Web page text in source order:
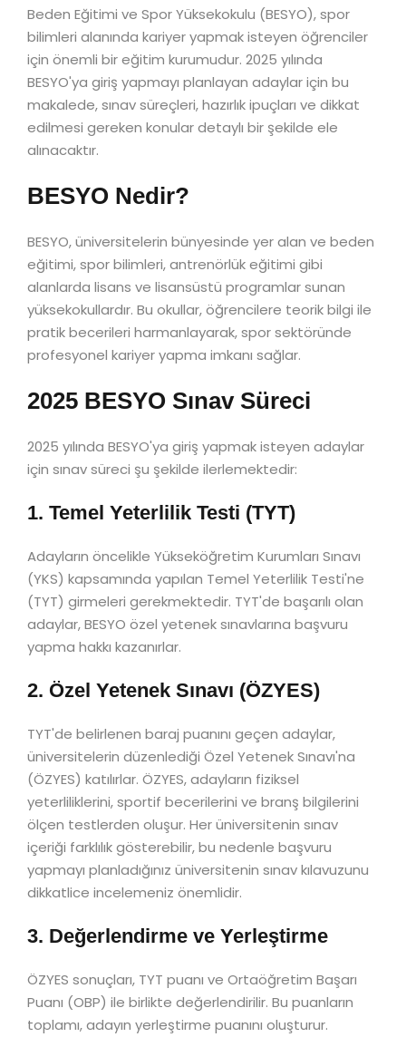
Beden Eğitimi ve Spor Yüksekokulu (BESYO), spor
bilimleri alanında kariyer yapmak isteyen öğrenciler
için önemli bir eğitim kurumudur. 2025 yılında
BESYO'ya giriş yapmayı planlayan adaylar için bu
makalede, sınav süreçleri, hazırlık ipuçları ve dikkat
edilmesi gereken konular detaylı bir şekilde ele
alınacaktır.
BESYO Nedir?
BESYO, üniversitelerin bünyesinde yer alan ve beden
eğitimi, spor bilimleri, antrenörlük eğitimi gibi
alanlarda lisans ve lisansüstü programlar sunan
yüksekokullardır. Bu okullar, öğrencilere teorik bilgi ile
pratik becerileri harmanlayarak, spor sektöründe
profesyonel kariyer yapma imkanı sağlar.
2025 BESYO Sınav Süreci
2025 yılında BESYO'ya giriş yapmak isteyen adaylar
için sınav süreci şu şekilde ilerlemektedir:
1. Temel Yeterlilik Testi (TYT)
Adayların öncelikle Yükseköğretim Kurumları Sınavı
(YKS) kapsamında yapılan Temel Yeterlilik Testi'ne
(TYT) girmeleri gerekmektedir. TYT'de başarılı olan
adaylar, BESYO özel yetenek sınavlarına başvuru
yapma hakkı kazanırlar.
2. Özel Yetenek Sınavı (ÖZYES)
TYT'de belirlenen baraj puanını geçen adaylar,
üniversitelerin düzenlediği Özel Yetenek Sınavı'na
(ÖZYES) katılırlar. ÖZYES, adayların fiziksel
yeterliliklerini, sportif becerilerini ve branş bilgilerini
ölçen testlerden oluşur. Her üniversitenin sınav
içeriği farklılık gösterebilir, bu nedenle başvuru
yapmayı planladığınız üniversitenin sınav kılavuzunu
dikkatlice incelemeniz önemlidir.
3. Değerlendirme ve Yerleştirme
ÖZYES sonuçları, TYT puanı ve Ortaöğretim Başarı
Puanı (OBP) ile birlikte değerlendirilir. Bu puanların
toplamı, adayın yerleştirme puanını oluşturur.